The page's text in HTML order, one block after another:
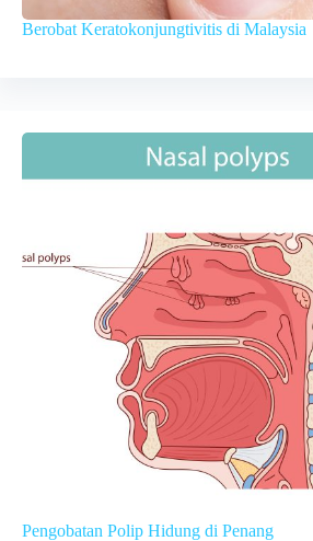
Berobat Keratokonjungtivitis di Malaysia
Pengobatan Polip Hidung di Penang